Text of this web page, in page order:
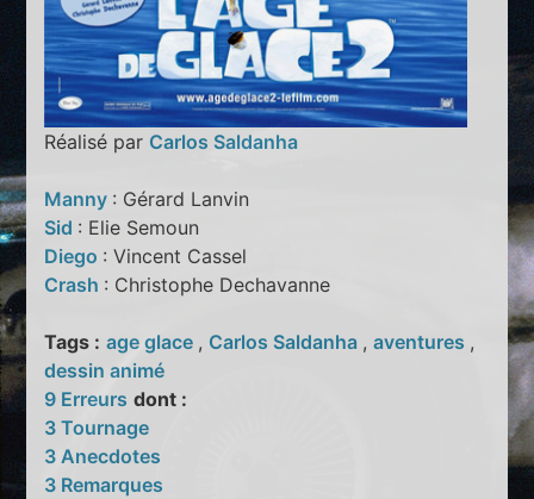
Réalisé par Carlos Saldanha
Manny : Gérard Lanvin
Sid : Elie Semoun
Diego : Vincent Cassel
Crash : Christophe Dechavanne
Tags : age glace , Carlos Saldanha ,aventures ,
dessin animé
9 Erreurs dont :
3 Tournage
3 Anecdotes
3 Remarques